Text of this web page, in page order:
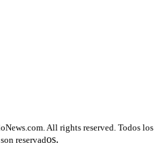
All rights reserved. Todos los
reservados.